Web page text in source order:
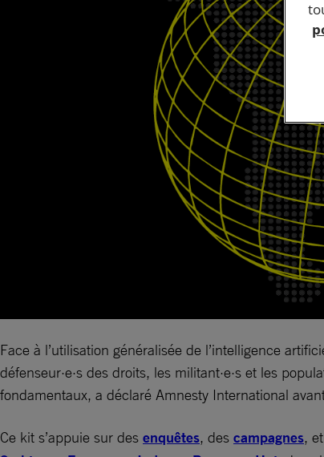
Face à l’utilisation généralisée de l’intelligence
défenseur·e·s des droits, les militant·e·s et les
fondamentaux, a déclaré Amnesty International
Ce kit s’appuie sur des enquêtes, des campagnes,